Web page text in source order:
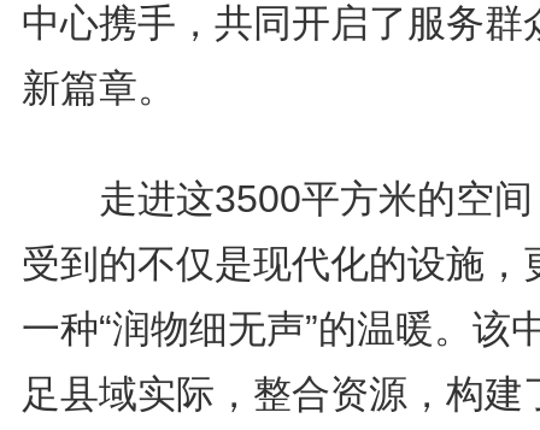
中心携手，共同开启了服务群
新篇章。
走进这3500平方米的空间
受到的不仅是现代化的设施，
一种“润物细无声”的温暖。该
足县域实际，整合资源，构建